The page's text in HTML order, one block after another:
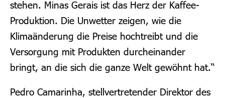
stehen. Minas Gerais ist das Herz der Kaffee-
Produktion. Die Unwetter zeigen, wie die
Klimaänderung die Preise hochtreibt und die
Versorgung mit Produkten durcheinander
bringt, an die sich die ganze Welt gewöhnt hat.“
Pedro Camarinha, stellvertretender Direktor des